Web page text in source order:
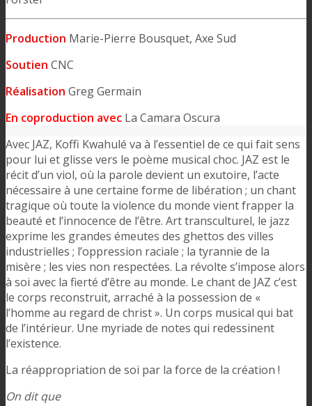
Production Marie-Pierre Bousquet, Axe Sud
Soutien CNC
Réalisation Greg Germain
En coproduction avec La Camara Oscura
Avec JAZ, Koffi Kwahulé va à l’essentiel de ce qui fait sens
pour lui et glisse vers le poème musical choc. JAZ est le
récit d’un viol, où la parole devient un exutoire, l’acte
nécessaire à une certaine forme de libération ; un chant
tragique où toute la violence du monde vient frapper la
beauté et l’innocence de l’être. Art transculturel, le jazz
exprime les grandes émeutes des ghettos des villes
industrielles ; l’oppression raciale ; la tyrannie de la
misère ; les vies non respectées. La révolte s’impose alors
à soi avec la fierté d’être au monde. Le chant de JAZ c’est
le corps reconstruit, arraché à la possession de «
l’homme au regard de christ ». Un corps musical qui bat
de l’intérieur. Une myriade de notes qui redessinent
l’existence.
La réappropriation de soi par la force de la création !
On dit que